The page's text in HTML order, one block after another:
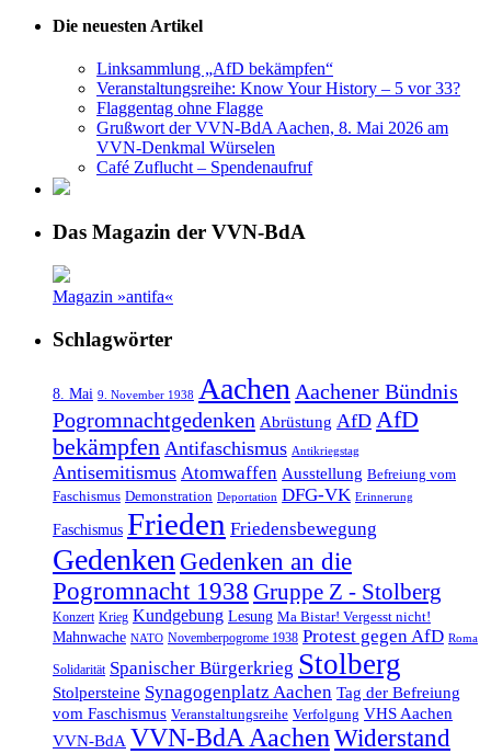
Die neuesten Artikel
Linksammlung „AfD bekämpfen“
Veranstaltungsreihe: Know Your History – 5 vor 33?
Flaggentag ohne Flagge
Grußwort der VVN-BdA Aachen, 8. Mai 2026 am
VVN-Denkmal Würselen
Café Zuflucht – Spendenaufruf
Das Magazin der VVN-BdA
Magazin »antifa«
Schlagwörter
8. Mai 9. November 1938 Aachen Aachener Bündnis
Pogromnachtgedenken Abrüstung AfD AfD
bekämpfen Antifaschismus Antikriegstag
Antisemitismus Atomwaffen Ausstellung Befreiung vom
Faschismus Demonstration Deportation DFG-VK Erinnerung
Faschismus Frieden Friedensbewegung
Gedenken Gedenken an die
Pogromnacht 1938 Gruppe Z - Stolberg
Konzert Krieg Kundgebung Lesung Ma Bistar! Vergesst nicht!
Mahnwache NATO Novemberpogrome 1938 Protest gegen AfD Roma
Solidarität Spanischer Bürgerkrieg Stolberg
Stolpersteine Synagogenplatz Aachen Tag der Befreiung
vom Faschismus Veranstaltungsreihe Verfolgung VHS Aachen
VVN-BdA VVN-BdA AachenWiderstand